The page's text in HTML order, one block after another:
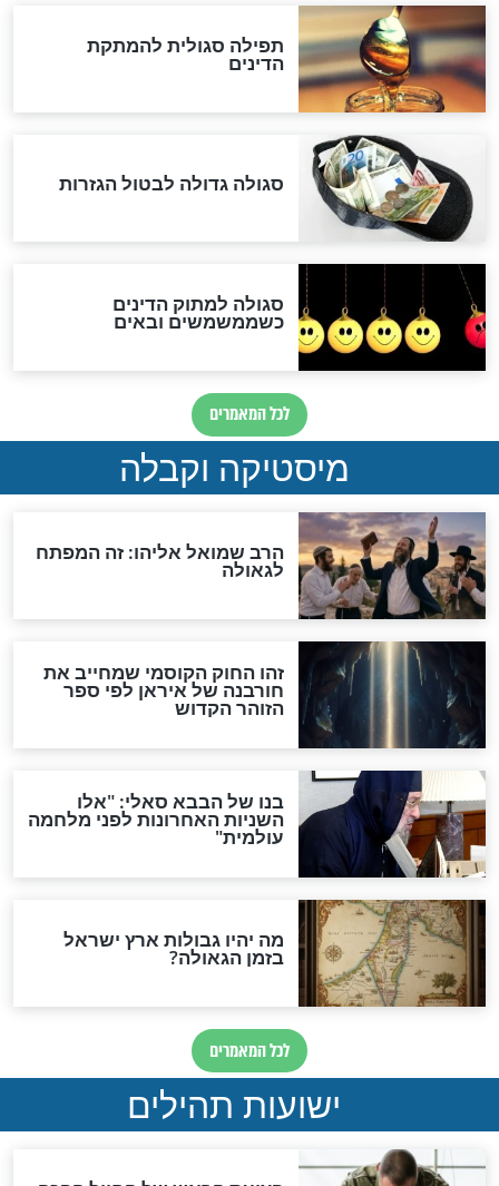
לכל המאמרים
אחרית הימים
האם אפשר לחשב את הקץ?
מה יהיה בימות המשיח?
"לפני הגאולה תהיה אפיקורסות
והכחשה גדולה מאוד של
האמונה"
האם לאחר בוא המשיח יהיה
אפשר לחזור בתשובה?
לכל המאמרים
להמתקת הדינים וביטול
גזרות